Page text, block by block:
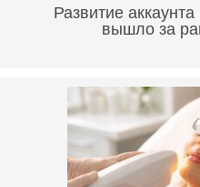
Развитие
вышло за